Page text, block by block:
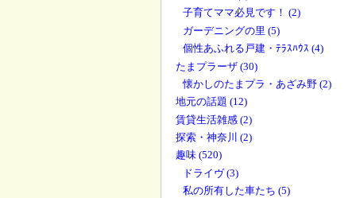
子育てママ必見です！ (2)
ガーデニングの里 (5)
個性あふれる戸建・ﾃﾗｽﾊｳｽ (4)
たまプラーザ (30)
懐かしのたまプラ・あざみ野 (2)
地元の話題 (12)
賃貸生活雑感 (2)
探索・神奈川 (2)
趣味 (520)
ドライヴ (3)
私の所有した車たち (5)